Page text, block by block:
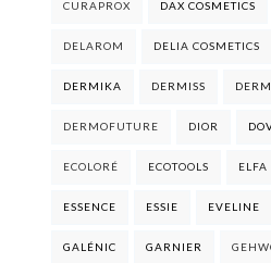
CURAPROX DAX COSMETICS
DELAROM DELIA COSMETICS
DERMIKA DERMISS
DERMOFUTURE DIOR
ECOLORÉ ECOTOOLS
ESSENCE ESSIE EVELINE
GALÉNIC GARNIER